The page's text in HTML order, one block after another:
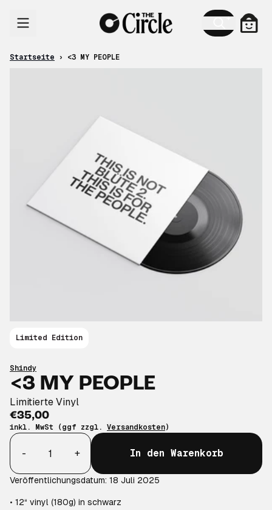
Startseite › <3 MY PEOPLE
Shindy
<3 MY PEOPLE
Limitierte Vinyl
€35,00
inkl. MwSt (ggf zzgl. Versandkosten)
Anzahl
-
+ In den Warenkorb
Veröffentlichungsdatum: 18 Juli 2025
• 12“ vinyl (180g) in schwarz
Limited Edition